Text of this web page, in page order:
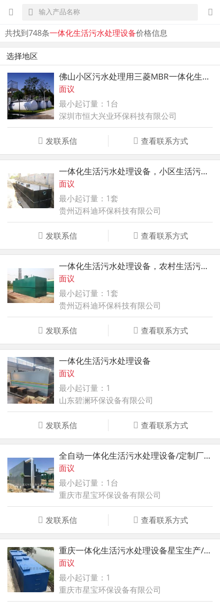
共找到748条一体化生活污水处理设备价格信息
选择地区
佛山小区污水处理用三菱MBR一体化生活污水处理设备
面议
最小起订量：1台
深圳市恒大兴业环保科技有限公司
发联系信 查看联系方式
一体化生活污水处理设备，小区生活污水处理设备
面议
最小起订量：1套
贵州迈科迪环保科技有限公司
发联系信 查看联系方式
一体化生活污水处理设备，农村生活污水处理设备
面议
最小起订量：1套
贵州迈科迪环保科技有限公司
发联系信 查看联系方式
一体化生活污水处理设备
面议
最小起订量：1
山东碧澜环保设备有限公司
发联系信 查看联系方式
全自动一体化生活污水处理设备/定制厂家/重庆星宝
面议
最小起订量：1台
重庆市星宝环保设备有限公司
发联系信 查看联系方式
重庆一体化生活污水处理设备星宝生产/安装调试
面议
最小起订量：1
重庆市星宝环保设备有限公司